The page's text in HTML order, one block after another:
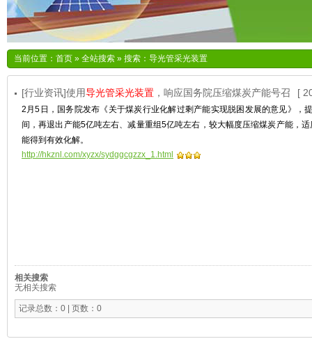
当前位置： 首页 » 全站搜索 » 搜索：导光管采光装置
[行业资讯]使用导光管采光装置 ，响应国务院压缩煤炭产能号召 [
2月5日，国务院发布《关于煤炭行业化解过剩产能实现脱困发展的意见》，
间，再退出产能5亿吨左右、减量重组5亿吨左右，较大幅度压缩煤炭产能，
能得到有效化解。
http://hkznl.com/xyzx/sydggcgzzx_1.html
相关搜索
无相关搜索
记录总数：0 | 页数：0